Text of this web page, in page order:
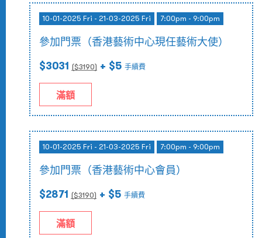
10-01-2025 Fri - 21-03-2025 Fri 7:00pm - 9:00pm
參加門票（香港藝術中心現任藝術大使）
$3031 ($3190) + $5 手續費
滿額
10-01-2025 Fri - 21-03-2025 Fri 7:00pm - 9:00pm
參加門票（香港藝術中心會員）
$2871 ($3190) + $5 手續費
滿額